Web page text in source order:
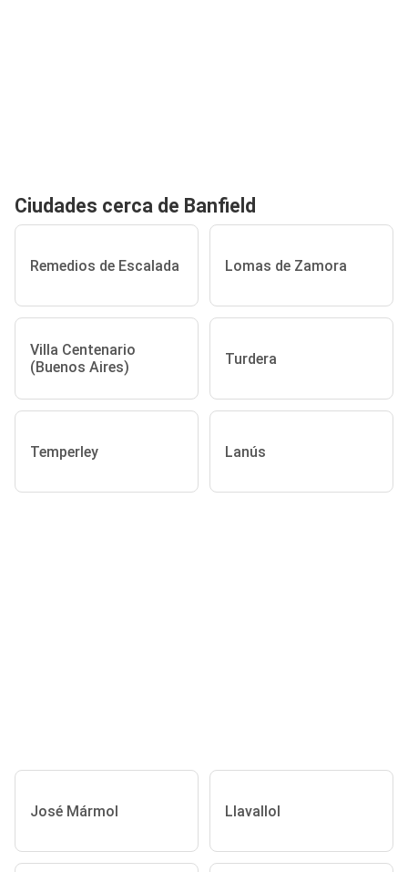
Ciudades cerca de Banfield
Remedios de Escalada Lomas de Zamora
Villa Centenario
(Buenos Aires)
Turdera
Temperley Lanús
José Mármol Llavallol